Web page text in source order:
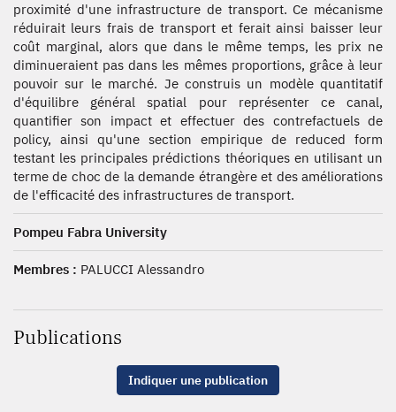
proximité d'une infrastructure de transport. Ce mécanisme
réduirait leurs frais de transport et ferait ainsi baisser leur
coût marginal, alors que dans le même temps, les prix ne
diminueraient pas dans les mêmes proportions, grâce à leur
pouvoir sur le marché. Je construis un modèle quantitatif
d'équilibre général spatial pour représenter ce canal,
quantifier son impact et effectuer des contrefactuels de
policy, ainsi qu'une section empirique de reduced form
testant les principales prédictions théoriques en utilisant un
terme de choc de la demande étrangère et des améliorations
de l'efficacité des infrastructures de transport.
Pompeu Fabra University
Membres : PALUCCI Alessandro
Publications
Indiquer une publication